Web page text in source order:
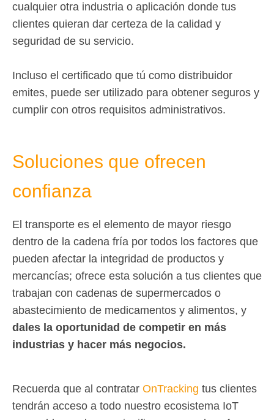
cualquier otra industria o aplicación donde tus
clientes quieran dar certeza de la calidad y
seguridad de su servicio.
Incluso el certificado que tú como distribuidor
emites, puede ser utilizado para obtener seguros y
cumplir con otros requisitos administrativos.
Soluciones que ofrecen
confianza
El transporte es el elemento de mayor riesgo
dentro de la cadena fría por todos los factores que
pueden afectar la integridad de productos y
mercancías; ofrece esta solución a tus clientes que
trabajan con cadenas de supermercados o
abastecimiento de medicamentos y alimentos, y
dales la oportunidad de competir en más
industrias y hacer más negocios.
Recuerda que al contratar OnTracking tus clientes
tendrán acceso a todo nuestro ecosistema IoT